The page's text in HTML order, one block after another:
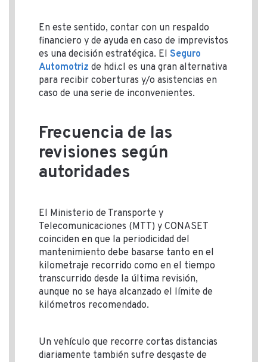
En este sentido, contar con un respaldo
financiero y de ayuda en caso de imprevistos
es una decisión estratégica. El Seguro
Automotriz de hdi.cl es una gran alternativa
para recibir coberturas y/o asistencias en
caso de una serie de inconvenientes.
Frecuencia de las
revisiones según
autoridades
El Ministerio de Transporte y
Telecomunicaciones (MTT) y CONASET
coinciden en que la periodicidad del
mantenimiento debe basarse tanto en el
kilometraje recorrido como en el tiempo
transcurrido desde la última revisión,
aunque no se haya alcanzado el límite de
kilómetros recomendado.
Un vehículo que recorre cortas distancias
diariamente también sufre desgaste de